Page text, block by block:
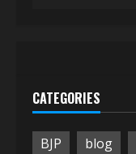
CATEGORIES
BJP blog